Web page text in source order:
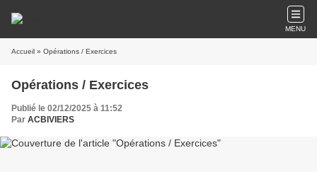
MENU
Accueil » Opérations / Exercices
Opérations / Exercices
Publié le 02/12/2025 à 11:52
Par ACBIVIERS